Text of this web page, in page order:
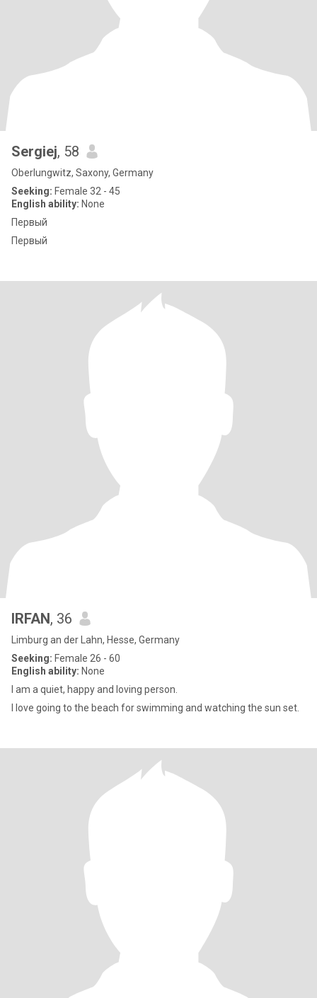
Sergiej, 58
Oberlungwitz, Saxony, Germany
Seeking: Female 32 - 45
English ability: None
Первый
Первый
IRFAN, 36
Limburg an der Lahn, Hesse, Germany
Seeking: Female 26 - 60
English ability: None
I am a quiet, happy and loving person.
I love going to the beach for swimming and watching the sun set.